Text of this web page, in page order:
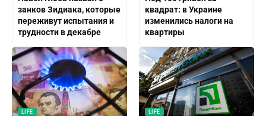
занков Зидиака, которые
переживут испытания и
трудности в декабре
квадрат: в Украине
изменились налоги на
квартиры
LIFE LIFE